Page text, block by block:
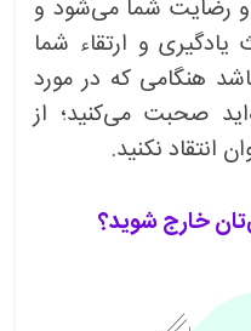
رضایت شما می‌شود و
یادگیری و ارتقاء شما
هنگامی که در مورد
صحبت می‌کنید؛ از
انتقاد نکنید.
خارج شوید؟